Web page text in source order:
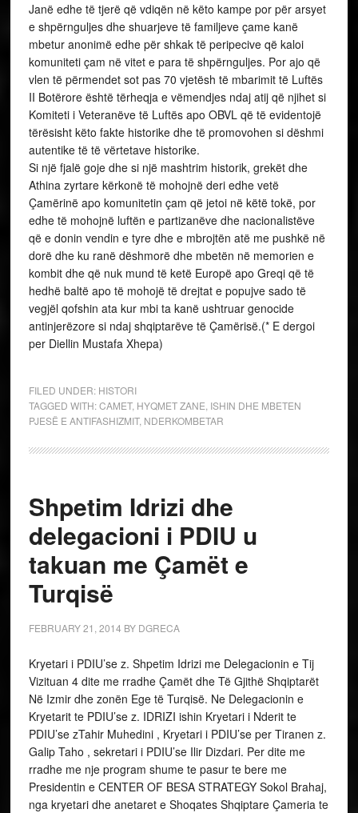
Janë edhe të tjerë që vdiqën në këto kampe por për arsyet
e shpërnguljes dhe shuarjeve të familjeve çame kanë
mbetur anonimë edhe për shkak të peripecive që kaloi
komuniteti çam në vitet e para të shpërnguljes. Por ajo që
vlen të përmendet sot pas 70 vjetësh të mbarimit të Luftës
II Botërore është tërheqja e vëmendjes ndaj atij që njihet si
Komiteti i Veteranëve të Luftës apo OBVL që të evidentojë
tërësisht këto fakte historike dhe të promovohen si dëshmi
autentike të të vërtetave historike.
Si një fjalë goje dhe si një mashtrim historik, grekët dhe
Athina zyrtare kërkonë të mohojnë deri edhe vetë
Çamërinë apo komunitetin çam që jetoi në këtë tokë, por
edhe të mohojnë luftën e partizanëve dhe nacionalistëve
që e donin vendin e tyre dhe e mbrojtën atë me pushkë në
dorë dhe ku ranë dëshmorë dhe mbetën në memorien e
kombit dhe që nuk mund të ketë Europë apo Greqi që të
hedhë baltë apo të mohojë të drejtat e popujve sado të
vegjël qofshin ata kur mbi ta kanë ushtruar genocide
antinjerëzore si ndaj shqiptarëve të Çamërisë.(* E dergoi
per Diellin Mustafa Xhepa)
FILED UNDER: HISTORI
TAGGED WITH:CAMET, HYQMET ZANE ISHIN DHE MBETEN
PJESË E ANTIFASHIZMIT, NDERKOMBETAR
Shpetim Idrizi dhe
delegacioni i PDIU u
takuan me Çamët e
Turqisë
FEBRUARY 21, 2014 BY DGRECA
Kryetari i PDIU’se z. Shpetim Idrizi me Delegacionin e Tij
Vizituan 4 dite me rradhe Çamët dhe Të Gjithë Shqiptarët
Në Izmir dhe zonën Ege të Turqisë. Ne Delegacionin e
Kryetarit te PDIU’se z. IDRIZI ishin Kryetari i Nderit te
PDIU’se zTahir Muhedini , Kryetari i PDIU’se per Tiranen z.
Galip Taho , sekretari i PDIU’se Ilir Dizdari. Per dite me
rradhe me nje program shume te pasur te bere me
Presidentin e CENTER OF BESA STRATEGY Sokol Brahaj,
nga kryetari dhe anetaret e Shoqates Shqiptare Çameria te